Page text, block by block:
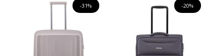
-31% -20%